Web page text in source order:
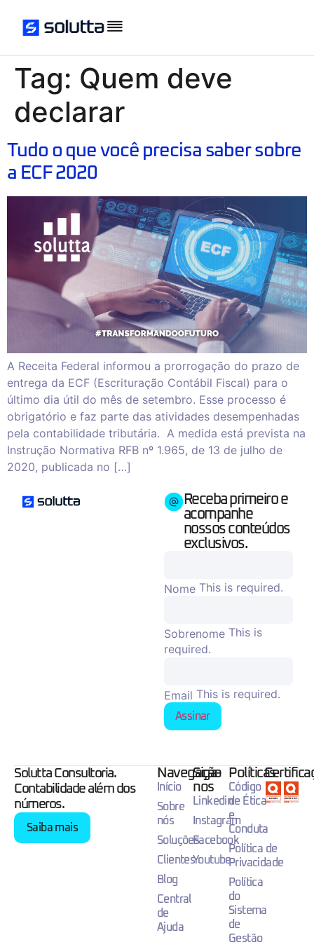
Tag: Quem deve
declarar
Tudo o que você precisa saber sobre
a ECF 2020
A Receita Federal informou a prorrogação do prazo de
entrega da ECF (Escrituração Contábil Fiscal) para o
último dia útil do mês de setembro. Esse processo é
obrigatório e faz parte das atividades desempenhadas
pela contabilidade tributária. A medida está prevista na
Instrução Normativa RFB nº 1.965, de 13 de julho de
2020, publicada no […]
Receba primeiro e
acompanhe
nossos conteúdos
exclusivos.
Nome This is required.
Sobrenome This is
required.
Email This is required.
Assinar
Solutta Consultoria.
Contabilidade além dos
números.
Saiba mais
Navegação
Início
Sobre
nós
Soluções
Clientes
Blog
Central
de
Ajuda
Siga-
nos
Linkedin
Instagram
Facebook
Youtube
Políticas
Código
de Ética
e
Conduta
Política de
Privacidade
Política
do
Sistema
de
Gestão